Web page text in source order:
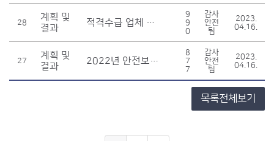
28
계획 및
결과
적격수급 업체 선정 절차 수립 계획
9
9
0
감사
안전
팀
2023.
04.16.
27
계획 및
결과
2022년 안전보건경영위원회 개최 결과보고
8
7
7
감사
안전
팀
2023.
04.16.
목록전체보기